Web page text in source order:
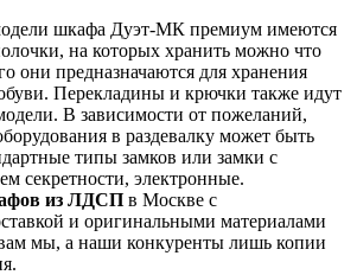
шкафа Дуэт-МК премиум имеются
на которых хранить можно что
они предназначаются для хранения
Перекладины и крючки также идут
В зависимости от пожеланий,
в раздевалку может быть
типы замков или замки с
секретности, электронные.
из ЛДСП в Москве с
и оригинальными материалами
мы, а наши конкуренты лишь копии